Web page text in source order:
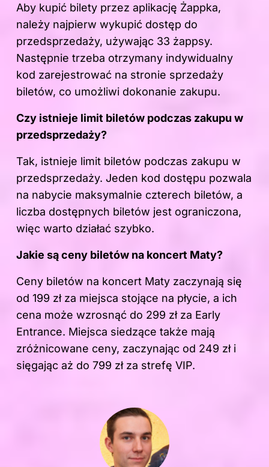
Aby kupić bilety przez aplikację Żappka,
należy najpierw wykupić dostęp do
przedsprzedaży, używając 33 żappsy.
Następnie trzeba otrzymany indywidualny
kod zarejestrować na stronie sprzedaży
biletów, co umożliwi dokonanie zakupu.
Czy istnieje limit biletów podczas zakupu w
przedsprzedaży?
Tak, istnieje limit biletów podczas zakupu w
przedsprzedaży. Jeden kod dostępu pozwala
na nabycie maksymalnie czterech biletów, a
liczba dostępnych biletów jest ograniczona,
więc warto działać szybko.
Jakie są ceny biletów na koncert Maty?
Ceny biletów na koncert Maty zaczynają się
od 199 zł za miejsca stojące na płycie, a ich
cena może wzrosnąć do 299 zł za Early
Entrance. Miejsca siedzące także mają
zróżnicowane ceny, zaczynając od 249 zł i
sięgając aż do 799 zł za strefę VIP.